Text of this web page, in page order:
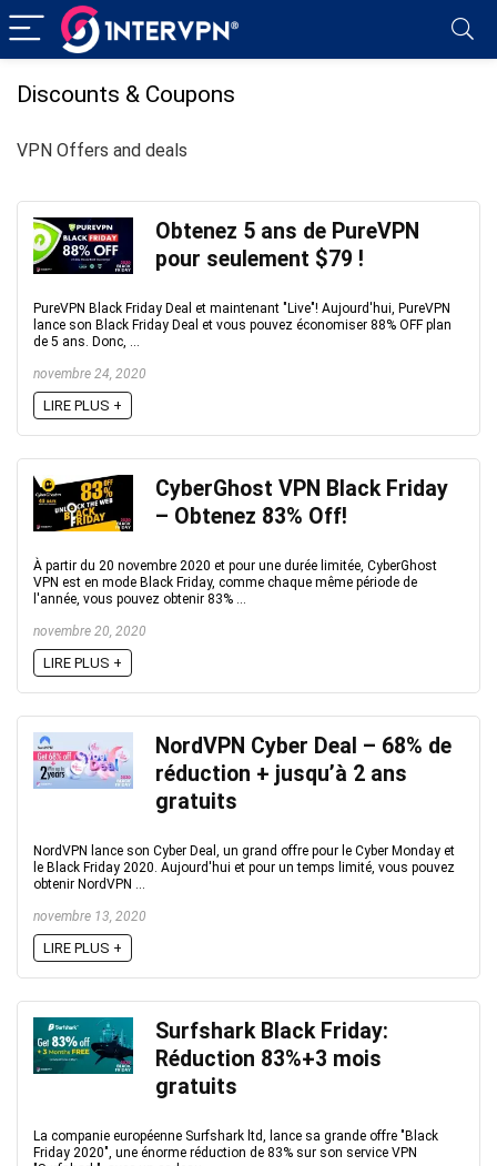
Discounts & Coupons
VPN Offers and deals
Obtenez 5 ans de PureVPN
pour seulement $79 !
PureVPN Black Friday Deal et maintenant "Live"! Aujourd'hui, PureVPN
lance son Black Friday Deal et vous pouvez économiser 88% OFF plan
de 5 ans. Donc, ...
novembre 24, 2020
LIRE PLUS +
CyberGhost VPN Black Friday
– Obtenez 83% Off!
À partir du 20 novembre 2020 et pour une durée limitée, CyberGhost
VPN est en mode Black Friday, comme chaque même période de
l'année, vous pouvez obtenir 83% ...
novembre 20, 2020
LIRE PLUS +
NordVPN Cyber Deal – 68% de
réduction + jusqu’à 2 ans
gratuits
NordVPN lance son Cyber Deal, un grand offre pour le Cyber Monday et
le Black Friday 2020. Aujourd'hui et pour un temps limité, vous pouvez
obtenir NordVPN ...
novembre 13, 2020
LIRE PLUS +
Surfshark Black Friday:
Réduction 83%+3 mois
gratuits
La companie européenne Surfshark ltd, lance sa grande offre "Black
Friday 2020", une énorme réduction de 83% sur son service VPN